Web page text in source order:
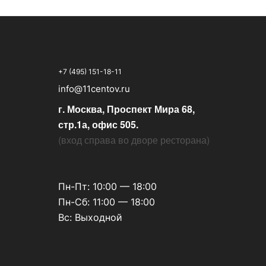
+7 (495) 151-18-11
info@11centov.ru
г. Москва, Проспект Мира 68,
стр.1а, офис 505.
(вход справа во дворе ресторана)
Пн-Пт: 10:00 — 18:00
Пн-Сб: 11:00 — 18:00
Вс: Выходной